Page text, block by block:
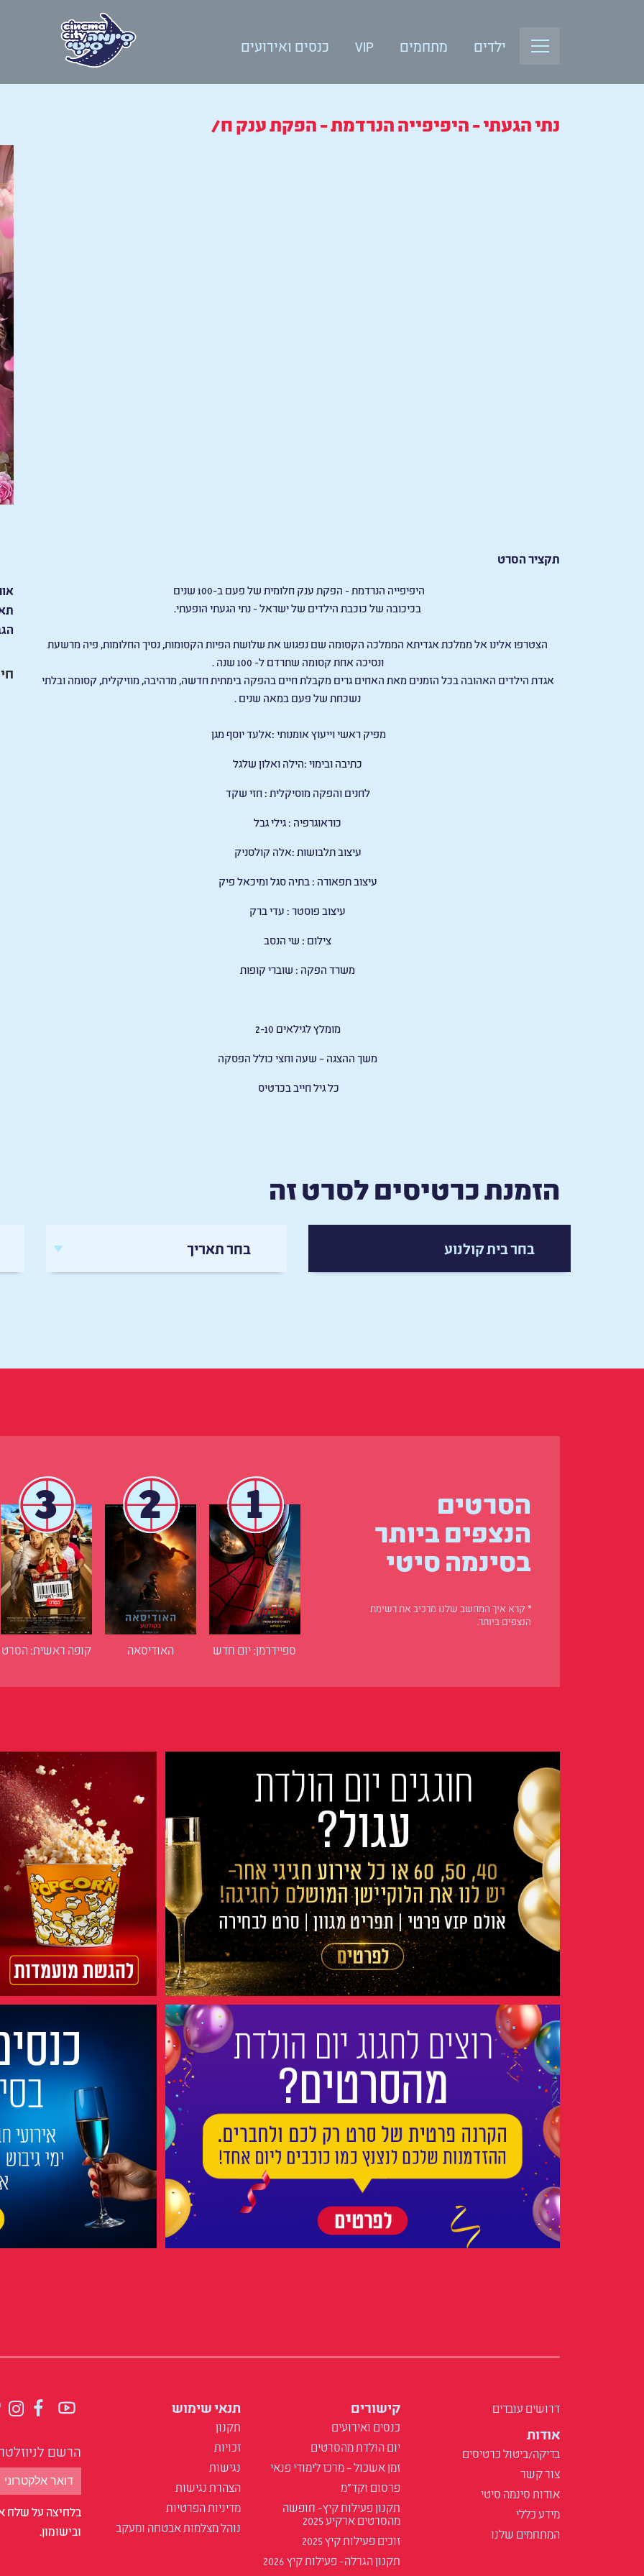
ילדים מתחמים VIP כנסים ואירועים
נתי הגעתי - היפיפייה הנרדמת - הפקת ענק ח/
תקציר הסרט
היפיפייה הנרדמת - הפקת ענק חלומית של פעם ב-100 שנים
בכיכובה של כוכבת הילדים של ישראל- נתי הגעתי הופעתי.
הצטרפו אלינו אל ממלכת אגדיתא הממלכה הקסומה שם נפגוש את שלושת הפיות הקסומות, נסיך החלומות, פיה מרשעת
ונסיכה אחת קסומה שתרדם ל- 100 שנה
.
אגדת הילדים האהובה בכל הזמנים מאת האחים גרים מקבלת חיים בהפקה בימתית חדשה, מרהיבה, מוזיקלית, קסומה ובלתי
נשכחת של פעם במאה שנים .
מפיק ראשי וייעוץ אומנותי :אלעד יוסף מגן
כתיבה ובימוי :הילה ואלון שלגל
לחנים והפקה מוסיקלית :חזי שקד
כוראוגרפיה : גילי גבל
עיצוב תלבושות :אלה קולסניק
עיצוב תפאורה : בתיה סגל ומיכאל פיק
עיצוב פוסטר : עדי ברק
צילום : שי הנסב
משרד הפקה : שוברי קופות
מומלץ לגילאים 2-10
משך ההצגה – שעה וחצי כולל הפסקה
כל גיל חייב בכרטיס
הזמנת כרטיסים לסרט זה
בחר בית קולנוע בחר תאריך
הסרטים
הנצפים ביותר
בסינמה סיטי
* קרא איך המחשב שלנו מרכיב את רשימת
הנצפים ביותר.
1
ספיידרמן: יום חדש
2
האודיסאה
3
קופה ראשית: הסרט
דרושים עובדים
אודות
בדיקה/ביטול כרטיסים
צור קשר
אודות סינמה סיטי
מידע כללי
המתחמים שלנו
קישורים
כנסים ואירועים
יום הולדת מהסרטים
זמן אשכול – מרכז לימודי פנאי
פרסום וקד"מ
תקנון פעילות קיץ- חופשה
מהסרטים ארקיע 2025
זוכים פעילות קיץ 2025
תקנון הגרלה- פעילות קיץ 2026
תנאי שימוש
תקנון
זכויות
נגישות
הצהרת נגישות
מדיניות הפרטיות
נוהל מצלמות אבטחה ומעקב
הרשם
בלחיצה על שלח
ובישומון.